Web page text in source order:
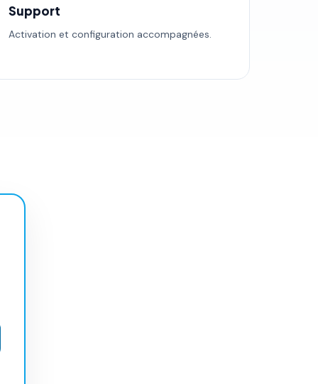
Support
Activation et configuration accompagnées.